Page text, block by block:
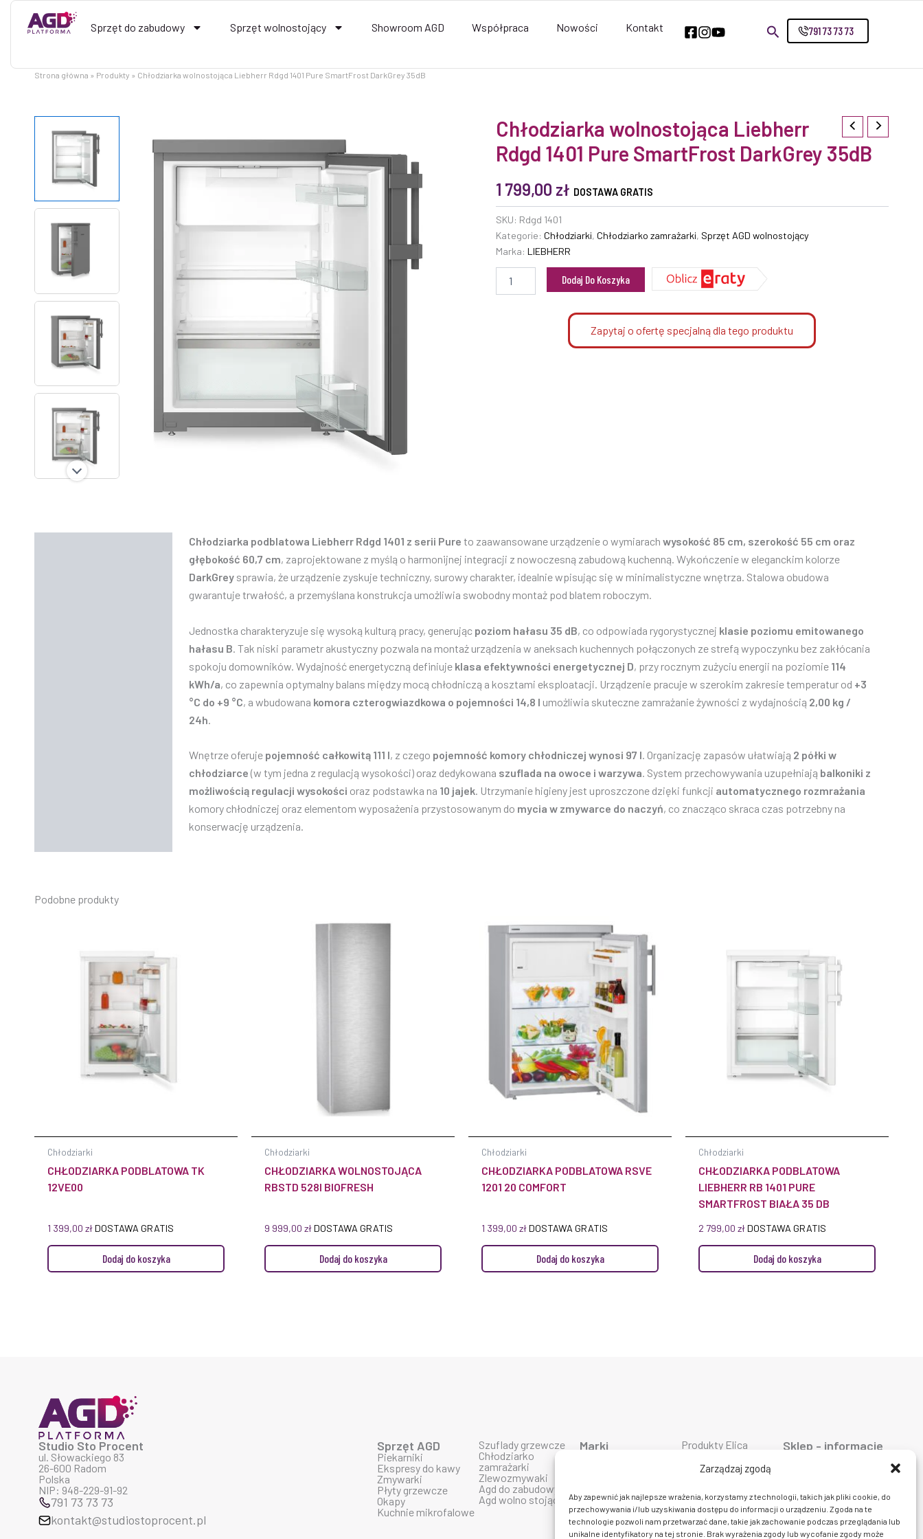
Zarządzaj zgodą
Aby zapewnić jak najlepsze wrażenia, korzystamy z technologii, takich jak pliki cookie, do
przechowywania i/lub uzyskiwania dostępu do informacji o urządzeniu. Zgoda na te
technologie pozwoli nam przetwarzać dane, takie jak zachowanie podczas przeglądania lub
unikalne identyfikatory na tej stronie. Brak wyrażenia zgody lub wycofanie zgody może
Przejdź
791 73 73 73
Sprzęt do zabudowy Sprzęt wolnostojący Showroom AGD Współpraca Nowości Kontakt
Strona główna Produkty Chłodziarka wolnostojąca Liebherr Rdgd 1401 Pure SmartFrost DarkGrey 35dB
Chłodziarka wolnostojąca Liebherr
Rdgd 1401 Pure SmartFrost DarkGrey 35dB
1 799,00 zł DOSTAWA GRATIS
SKU: Rdgd 1401
Kategorie: Chłodziarki, Chłodziarko zamrażarki, Sprzęt AGD wolnostojący
Marka: LIEBHERR
ilość
Chłodziarka
wolnostojąca
Liebherr
1401
Pure
SmartFrost
DarkGrey
35dB
Dodaj Do Koszyka
Zapytaj o ofertę specjalną dla tego produktu
Chłodziarka podblatowa Liebherr Rdgd 1401 z serii Pure to zaawansowane urządzenie o wymiarach wysokość 85 cm, szerokość 55 cm oraz
głębokość 60,7 cm, zaprojektowane z myślą o harmonijnej integracji z nowoczesną zabudową kuchenną. Wykończenie w eleganckim kolorze
DarkGrey sprawia, że urządzenie zyskuje techniczny, surowy charakter, idealnie wpisując się w minimalistyczne wnętrza. Stalowa obudowa
gwarantuje trwałość, a przemyślana konstrukcja umożliwia swobodny montaż pod blatem roboczym.
Jednostka charakteryzuje się wysoką kulturą pracy, generując poziom hałasu 35 dB, co odpowiada rygorystycznej klasie poziomu emitowanego
hałasu B . Tak niski parametr akustyczny pozwala na montaż urządzenia w aneksach kuchennych połączonych ze strefą wypoczynku bez zakłócania
spokoju domowników. Wydajność energetyczną definiuje klasa efektywności energetycznej D, przy rocznym zużyciu energii na poziomie 114
kWh/a, co zapewnia optymalny balans między mocą chłodniczą a kosztami eksploatacji. Urządzenie pracuje w szerokim zakresie temperatur od +3
°C do +9 °C, a wbudowana komora czterogwiazdkowa o pojemności 14,8 l umożliwia skuteczne zamrażanie żywności z wydajnością 2,00 kg /
24h
Wnętrze oferuje pojemność całkowitą 111 l, z czego pojemność komory chłodniczej wynosi 97 l. Organizację zapasów ułatwiają 2 półki w
chłodziarce (w tym jedna z regulacją wysokości) oraz dedykowana szuflada na owoce i warzywa. System przechowywania uzupełniają balkoniki z
możliwością regulacji wysokości oraz podstawka na 10 jajek. Utrzymanie higieny jest uproszczone dzięki funkcji automatycznego rozmrażania
komory chłodniczej oraz elementom wyposażenia przystosowanym do mycia w zmywarce do naczyń, co znacząco skraca czas potrzebny na
konserwację urządzenia.
Podobne produkty
Chłodziarki
CHŁODZIARKA PODBLATOWA TK
12VE00
1 399,00złDOSTAWA GRATIS
Dodaj do koszyka
Chłodziarki
CHŁODZIARKA WOLNOSTOJĄCA
RBSTD 528I BIOFRESH
9 999,00złDOSTAWA GRATIS
Dodaj do koszyka
Chłodziarki
CHŁODZIARKA PODBLATOWA RSVE
1201 20 COMFORT
1 399,00złDOSTAWA GRATIS
Dodaj do koszyka
Chłodziarki
CHŁODZIARKA PODBLATOWA
LIEBHERR RB 1401 PURE
SMARTFROST BIAŁA 35 DB
2 799,00złDOSTAWA GRATIS
Dodaj do koszyka
Studio Sto Procent
ul. Słowackiego 83
26-600 Radom
Polska
NIP: 948-229-91-92
791 73 73 73
kontakt@studiostoprocent.pl
Sprzęt AGD
Piekarniki
Ekspresy do kawy
Zmywarki
Płyty grzewcze
Okapy
Kuchnie mikrofalowe
Szuflady grzewcze
Chłodziarko
zamrażarki
Zlewozmywaki
Agd do zabudowy
Agd wolno stojące
Marki
Produkty Bora
Produkty Ciarko
Produkty De Dietrich
Produkty Dunavox
Produkty Elica
Produkty Geggenau
Produkty Liebherr
Produkty Smeg
Produkty Wolf
Produkty Sub Zero
Produkty Fulgor
Sklep - informacje
Prawo do zwrotu
Polityka prywatności
Regulamin sklepu
Kontakt